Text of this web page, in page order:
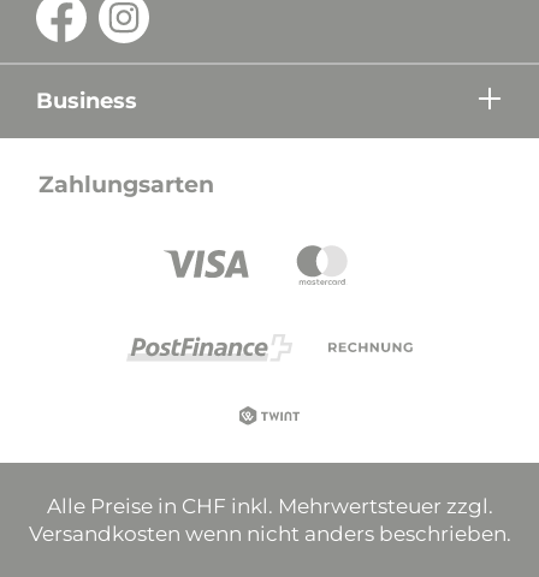
Business
Zahlungsarten
Alle Preise in CHF inkl. Mehrwertsteuer zzgl.
Versandkosten wenn nicht anders beschrieben.